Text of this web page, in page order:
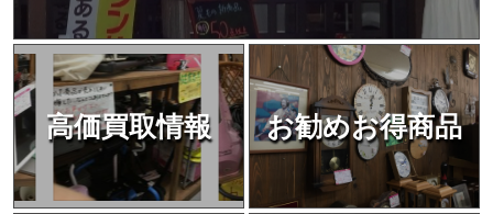
高価買取情報 お勧めお得商品